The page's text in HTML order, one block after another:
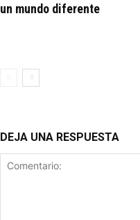
un mundo diferente
DEJA UNA RESPUESTA